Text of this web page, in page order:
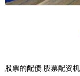
股票的配债 股票配资